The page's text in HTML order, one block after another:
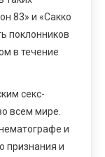
83» и «Сакко
поклонников
в течение
секс-
всем мире.
и
признания и